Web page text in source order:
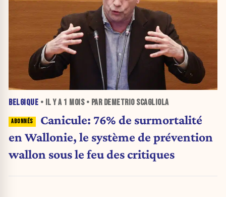
BELGIQUE • IL Y A 1 MOIS• PAR DEMETRIO SCAGLIOLA
Canicule: 76% de surmortalité
en Wallonie, le système de prévention
wallon sous le feu des critiques